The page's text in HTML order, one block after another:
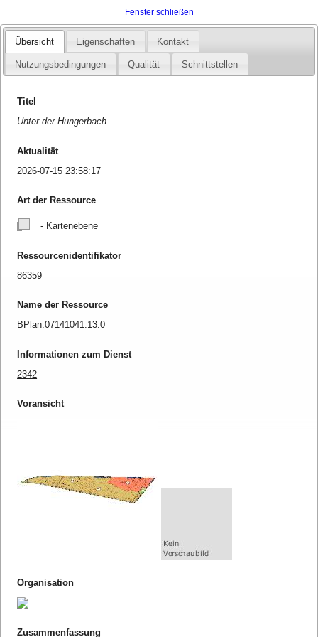
Fenster schließen
Übersicht Eigenschaften Kontakt
Nutzungsbedingungen Qualität Schnittstellen
Titel
Unter der Hungerbach
Aktualität
2026-07-15 23:58:17
Art der Ressource
- Kartenebene
Ressourcenidentifikator
86359
Name der Ressource
BPlan.07141041.13.0
Informationen zum Dienst
2342
Voransicht
Organisation
Zusammenfassung